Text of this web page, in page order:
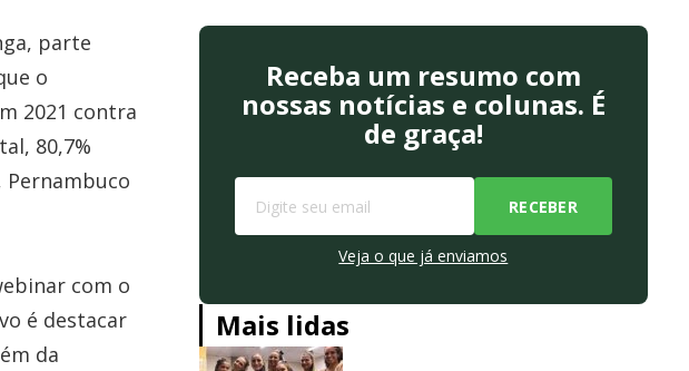
parte
o
2021 contra
80,7%
Pernambuco
com o
é destacar
da
Receba um resumo com
nossas notícias e colunas. É
de graça!
Veja o que já enviamos
Mais lidas